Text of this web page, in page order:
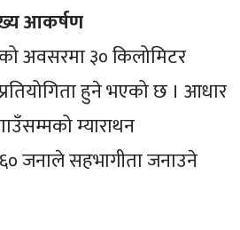
आकर्षण
अवसरमा ३० किलोमिटर
हुने भएको छ । आधार
म्याराथन
६० जनाले सहभागीता जनाउने